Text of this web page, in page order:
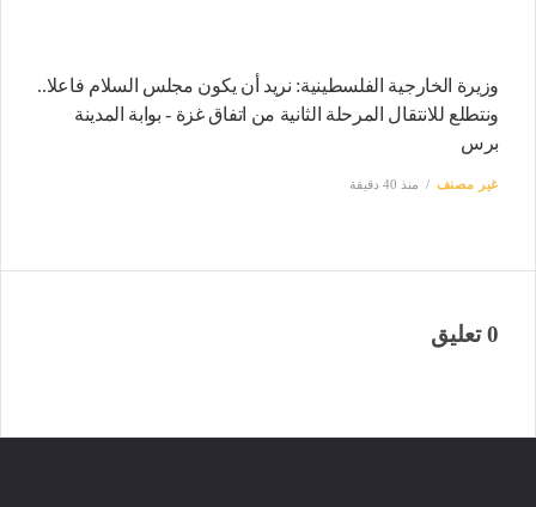
وزيرة الخارجية الفلسطينية: نريد أن يكون مجلس السلام فاعلا..
ونتطلع للانتقال المرحلة الثانية من اتفاق غزة - بوابة المدينة
برس
غير مصنف منذ 40 دقيقة
0 تعليق